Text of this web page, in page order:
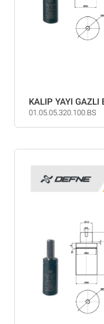
KALIP YAYI
01.05.05.320.100.BS